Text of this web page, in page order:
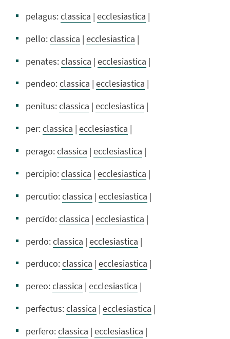
pelagus:classica | ecclesiastica |
pello:classica | ecclesiastica |
penates:classica | ecclesiastica |
pendeo:classica | ecclesiastica |
penitus:classica | ecclesiastica |
per:classica | ecclesiastica |
perago:classica | ecclesiastica |
percipio:classica | ecclesiastica |
percutio:classica | ecclesiastica |
percīdo:classica | ecclesiastica |
perdo:classica | ecclesiastica |
perduco:classica | ecclesiastica |
pereo:classica | ecclesiastica |
perfectus:classica | ecclesiastica |
perfero:classica | ecclesiastica |